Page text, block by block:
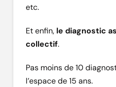
etc.
Et enfin, le diagnostic
collectif.
Pas moins de 10
l’espace de 15 ans.